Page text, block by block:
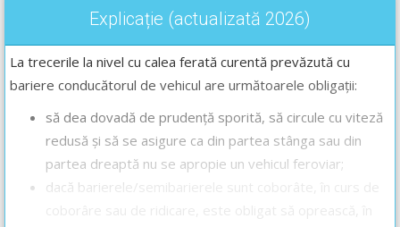
Explicație (actualizată 2026)
La trecerile la nivel cu calea ferată curentă prevăzută cu
bariere conducătorul de vehicul are următoarele obligații:
să dea dovadă de prudență sporită, să circule cu viteză
redusă și să se asigure ca din partea stânga sau din
partea dreaptă nu se apropie un vehicul feroviar;
dacă barierele/semibarierele sunt coborâte, în curs de